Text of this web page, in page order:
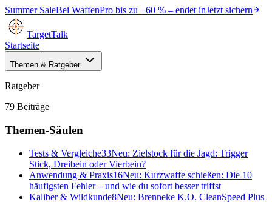
Summer SaleBei WaffenPro bis zu −60 % – endet inJetzt sichern
TargetTalk
Startseite
Themen & Ratgeber
Ratgeber
79 Beiträge
Themen-Säulen
Tests & Vergleiche33Neu: Zielstock für die Jagd: Trigger
Stick, Dreibein oder Vierbein?
Anwendung & Praxis16Neu: Kurzwaffe schießen: Die 10
häufigsten Fehler – und wie du sofort besser triffst
Kaliber & Wildkunde8Neu: Brenneke K.O. CleanSpeed Plus